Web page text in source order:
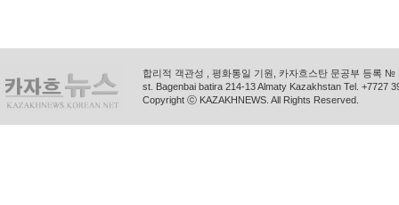
합리적 객관성 , 평화통일 기원, 카자흐스탄 문공부 등록
st. Bagenbai batira 214-13 Almaty Kazakhstan Tel. +7727
Copyright ⓒ KAZAKHNEWS. All Rights Reserved.